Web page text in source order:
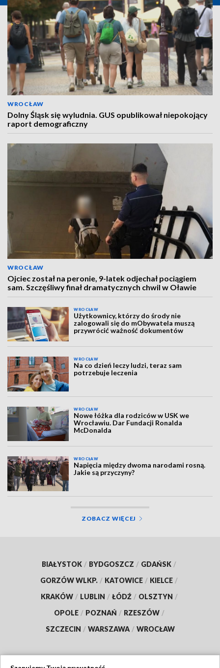
WROCŁAW
Dolny Śląsk się wyludnia. GUS opublikował niepokojący
raport demograficzny
WROCŁAW
Ojciec został na peronie, 9-latek odjechał pociągiem
sam. Szczęśliwy finał dramatycznych chwil w Oławie
WROCŁAW
Użytkownicy, którzy do środy nie
zalogowali się do mObywatela muszą
przywrócić ważność dokumentów
WROCŁAW
Na co dzień leczy ludzi, teraz sam
potrzebuje leczenia
WROCŁAW
Nowe łóżka dla rodziców w USK we
Wrocławiu. Dar Fundacji Ronalda
McDonalda
WROCŁAW
Napięcia między dwoma narodami rosną.
Jakie są przyczyny?
ZOBACZ WIĘCEJ
BIAŁYSTOK / BYDGOSZCZ / GDAŃSK /
GORZÓW WLKP. / KATOWICE / KIELCE /
KRAKÓW / LUBLIN / ŁÓDŹ / OLSZTYN /
OPOLE / POZNAŃ / RZESZÓW /
SZCZECIN / WARSZAWA / WROCŁAW